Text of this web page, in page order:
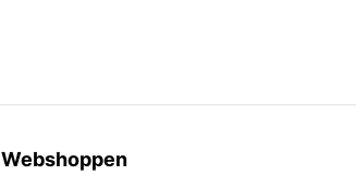
Webshoppen